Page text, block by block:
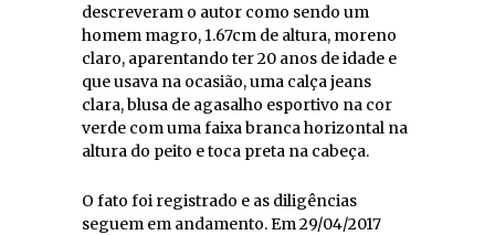
descreveram o autor como sendo um
homem magro, 1.67cm de altura, moreno
claro, aparentando ter 20 anos de idade e
que usava na ocasião, uma calça jeans
clara, blusa de agasalho esportivo na cor
verde com uma faixa branca horizontal na
altura do peito e toca preta na cabeça.
O fato foi registrado e as diligências
seguem em andamento. Em 29/04/2017